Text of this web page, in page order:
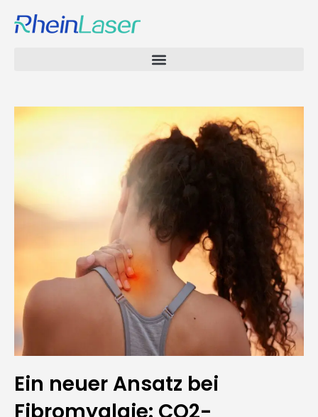
Ein neuer Ansatz bei